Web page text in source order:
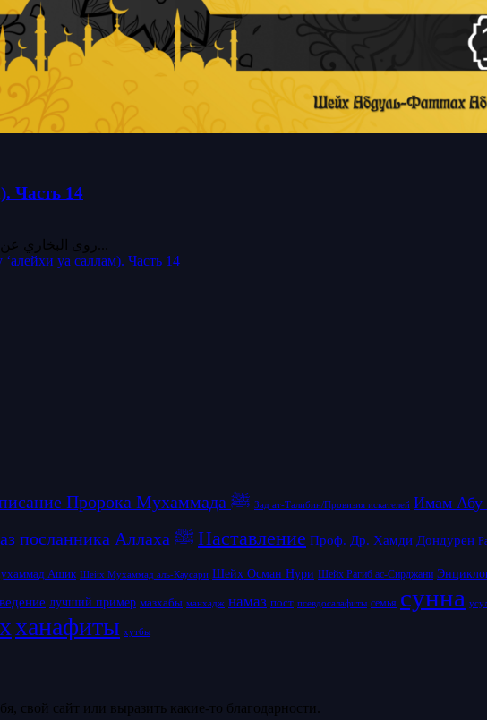
Часть 14
уа саллам). Часть 14
Жизнеописание Пророка Мухаммада ﷺ Зад ат-Талибин/Провизия искателей Имам Абу
Намаз посланника Аллаха ﷺ Наставление Проф. Др. Хамди Дондурен
Ашик Шейх Мухаммад аль-Каусари Шейх Осман Нури Шейх Рагиб ас-Сирджани
лучший пример мазхабы манхадж намаз пост псевдосалафиты семья сунна
ханафиты хутбы
свой сайт или выразить какие-то благодарности.